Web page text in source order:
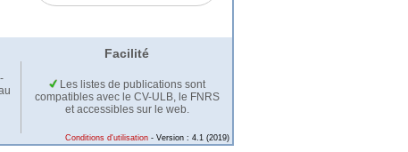
Facilité
Les listes de publications sont
compatibles avec le CV-ULB, le FNRS
et accessibles sur le web.
Conditions d'utilisation - Version : 4.1 (2019)